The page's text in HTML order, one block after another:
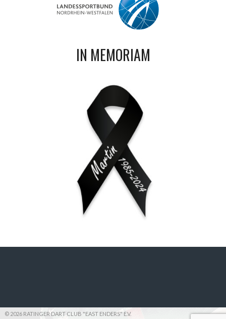
IN MEMORIAM
© 2026 RATINGER DART CLUB "EAST ENDERS" E.V.